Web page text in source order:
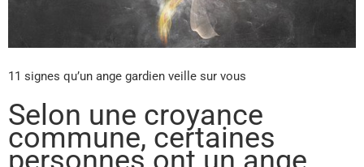
11 signes qu’un ange gardien veille sur vous
Selon une croyance
commune, certaines